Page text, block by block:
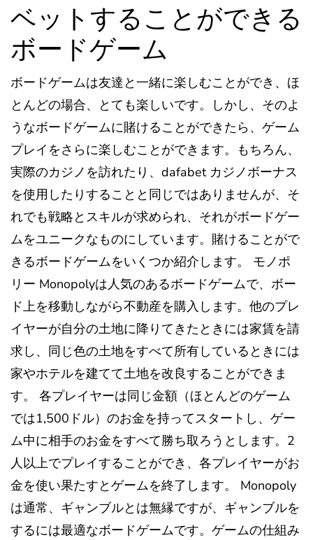
ベットすることができる
ボードゲーム
ボードゲームは友達と一緒に楽しむことができ、ほ
とんどの場合、とても楽しいです。しかし、そのよ
うなボードゲームに賭けることができたら、ゲーム
プレイをさらに楽しむことができます。もちろん、
実際のカジノを訪れたり、dafabet カジノボーナス
を使用したりすることと同じではありませんが、そ
れでも戦略とスキルが求められ、それがボードゲー
ムをユニークなものにしています。賭けることがで
きるボードゲームをいくつか紹介します。 モノポ
リー Monopolyは人気のあるボードゲームで、ボー
ド上を移動しながら不動産を購入します。他のプレ
イヤーが自分の土地に降りてきたときには家賃を請
求し、同じ色の土地をすべて所有しているときには
家やホテルを建てて土地を改良することができま
す。 各プレイヤーは同じ金額（ほとんどのゲーム
では1,500ドル）のお金を持ってスタートし、ゲー
ム中に相手のお金をすべて勝ち取ろうとします。2
人以上でプレイすることができ、各プレイヤーがお
金を使い果たすとゲームを終了します。 Monopoly
は通常、ギャンブルとは無縁ですが、ギャンブルを
するには最適なボードゲームです。ゲームの仕組み